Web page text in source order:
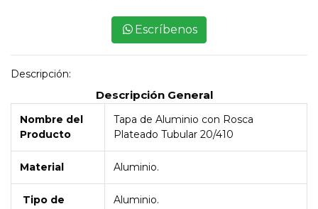
Escríbenos
Descripción:
Descripción General
Nombre del
Producto
Tapa de Aluminio con Rosca
Plateado Tubular 20/410
Material Aluminio.
Tipo de
Aluminio.